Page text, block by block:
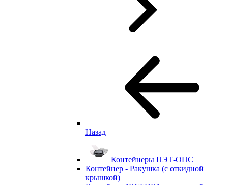
Назад
Контейнеры ПЭТ-ОПС
Контейнер - Ракушка (с откидной
крышкой)